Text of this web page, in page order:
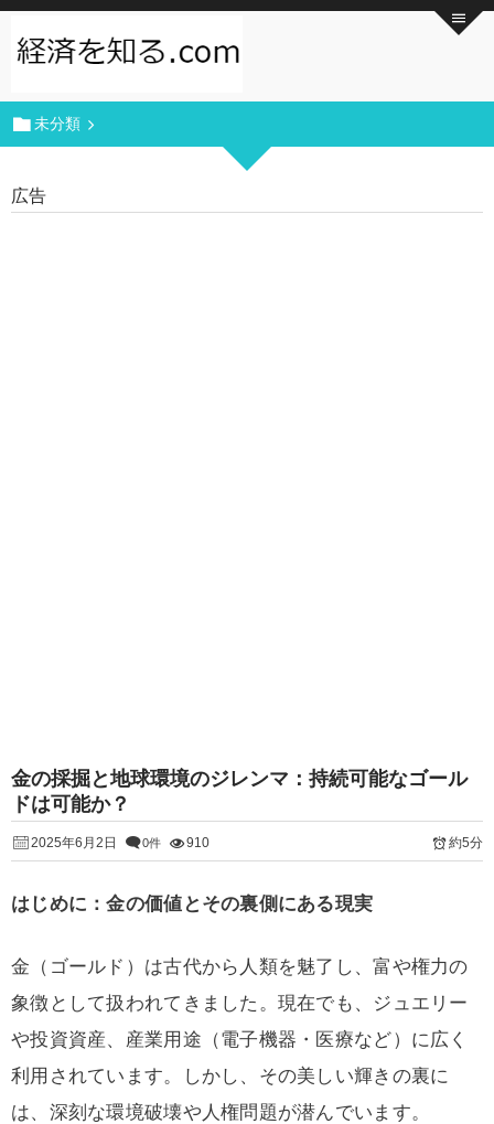
未分類
広告
金の採掘と地球環境のジレンマ：持続可能なゴール
ドは可能か？
2025年6月2日 0件 910 約5分
はじめに：金の価値とその裏側にある現実
金（ゴールド）は古代から人類を魅了し、富や権力の
象徴として扱われてきました。現在でも、ジュエリー
や投資資産、産業用途（電子機器・医療など）に広く
利用されています。しかし、その美しい輝きの裏に
は、深刻な環境破壊や人権問題が潜んでいます。